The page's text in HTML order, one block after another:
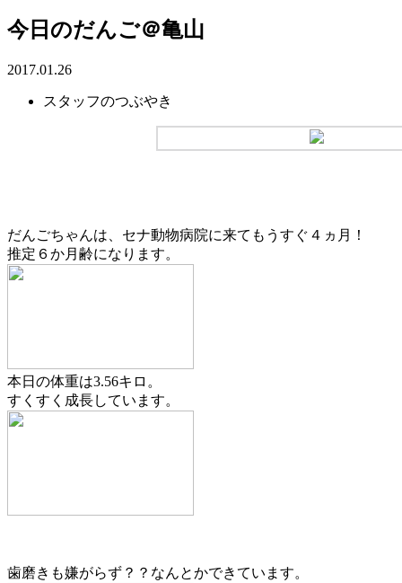
今日のだんご＠亀山
2017.01.26
スタッフのつぶやき
だんごちゃんは、セナ動物病院に来てもうすぐ４ヵ月！
推定６か月齢になります。
本日の体重は3.56キロ。
すくすく成長しています。
歯磨きも嫌がらず？？なんとかできています。